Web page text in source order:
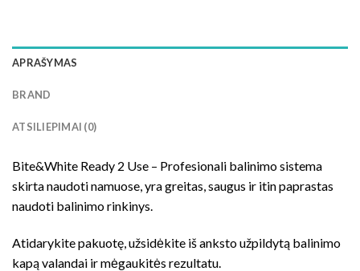
APRAŠYMAS
BRAND
ATSILIEPIMAI (0)
Bite&White Ready 2 Use – Profesionali balinimo sistema
skirta naudoti namuose, yra greitas, saugus ir itin paprastas
naudoti balinimo rinkinys.
Atidarykite pakuotę, užsidėkite iš anksto užpildytą balinimo
kapą valandai ir mėgaukitės rezultatu.